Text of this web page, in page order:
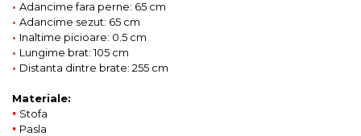
• Adancime fara perne: 65 cm
• Adancime sezut: 65 cm
• Inaltime picioare: 0.5 cm
• Lungime brat: 105 cm
• Distanta dintre brate: 255 cm
Materiale:
• Stofa
• Pasla